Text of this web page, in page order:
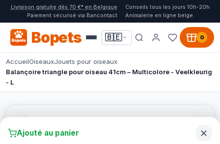
Livraison gratuite dès 70 €* en Belgique
Conseils tous les jours 10h-20h
Paiement sécurisé via Bancontact
Animalerie en ligne belge
Bopets 🇧🇪 0
AccueilOiseauxJouets pour oiseaux
Balançoire triangle pour oiseau 41cm – Multicolore - Veelkleurig
- L
Ajouté au panier